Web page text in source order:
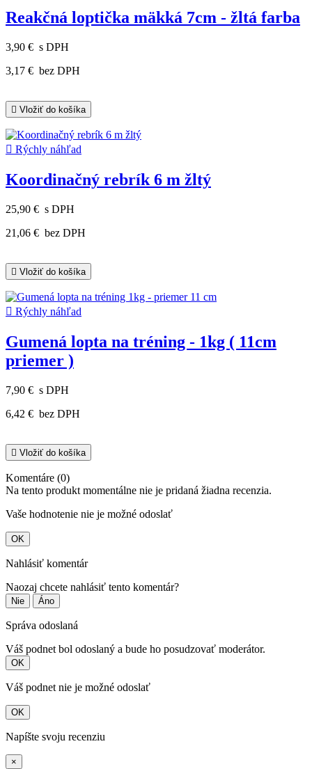
Reakčná loptička mäkká 7cm - žltá farba
3,90 € s DPH
3,17 € bez DPH
 Vložiť do košíka
 Rýchly náhľad
Koordinačný rebrík 6 m žltý
25,90 € s DPH
21,06 € bez DPH
 Vložiť do košíka
 Rýchly náhľad
Gumená lopta na tréning - 1kg ( 11cm
priemer )
7,90 € s DPH
6,42 € bez DPH
 Vložiť do košíka
Komentáre (0)
Na tento produkt momentálne nie je pridaná žiadna recenzia.
Vaše hodnotenie nie je možné odoslať
OK
Nahlásiť komentár
Naozaj chcete nahlásiť tento komentár?
Nie Áno
Správa odoslaná
Váš podnet bol odoslaný a bude ho posudzovať moderátor.
OK
Váš podnet nie je možné odoslať
OK
Napíšte svoju recenziu
×